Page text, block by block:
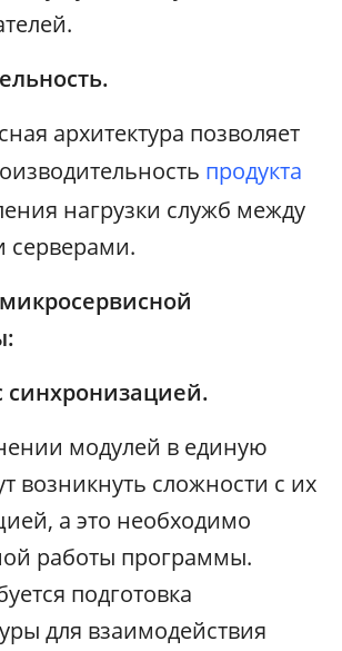
архитектура позволяет
продукта
нагрузки служб между
серверами.
синхронизацией.
модулей в единую
возникнуть сложности с их
а это необходимо
работы программы.
подготовка
для взаимодействия